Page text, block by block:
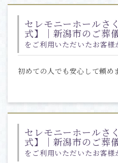
セレモニーホールさ
式】｜新潟市のご葬
をご利用いただいたお客様
初めての人でも安心して頼め
セレモニーホールさ
式】｜新潟市のご葬
をご利用いただいたお客様